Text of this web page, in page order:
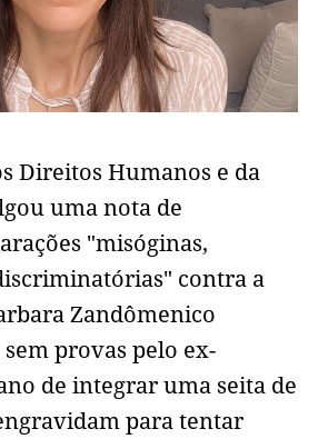
Direitos Humanos e da
uma nota de
"misóginas,
contra a
Zandômenico
provas pelo ex-
de integrar uma seita de
para tentar